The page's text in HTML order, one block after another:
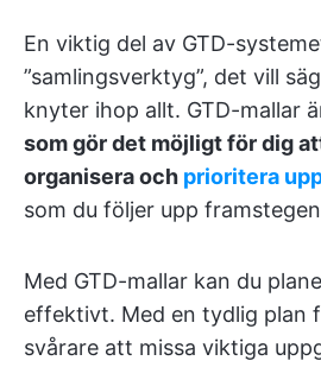
En viktig del av GTD-
”samlingsverktyg”, det vill
knyter ihop allt. GTD-mallar
som gör det möjligt för dig
organisera och prioritera
som du följer upp
Med GTD-mallar kan du
effektivt. Med en tydlig plan
svårare att missa viktiga